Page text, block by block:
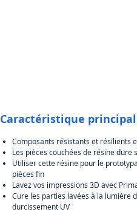
Caractéristique
Composants résistants et résilients
Les pièces couchées de résine dure
Utiliser cette résine pour le
pièces fin
Lavez vos impressions 3D avec
Cure les parties lavées à la lumière
durcissement UV